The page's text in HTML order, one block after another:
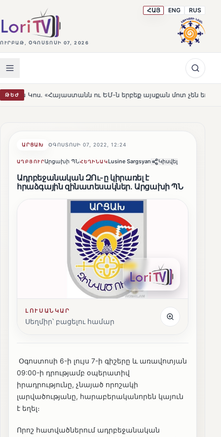
ՈՒՐԲԱԹ, ՕԳՈՍՏՈՍԻ 07, 2026
ՀԱՅ ENG RUS
ԹԵԺ
«Հայաստանն ու ԵՄ-ն երբեք այսքան մոտ չեն եղել» HOT
ԱՐՑԱԽ ՕԳՈՍՏՈՍԻ 07, 2022, 12:24
ԱՂԲՅՈՒՐԱրցախի ՊՆՀԵՂԻՆԱԿLusine Sargsyan Կիսվել
Ադրբեջանական ԶՈւ-ը կիրառել է
հրաձգային զինատեսակներ. Արցախի ՊՆ
ԼՈՒՍԱՆԿԱՐ
Սեղմիր՝ բացելու համար
Օգոստոսի 6-ի լույս 7-ի գիշերը և առավոտյան
09:00-ի դրությամբ օպերատիվ
իրադրությունը, չնայած որոշակի
լարվածությանը, հարաբերականորեն կայուն
է եղել։
Որոշ հատվածներում ադրբեջանական